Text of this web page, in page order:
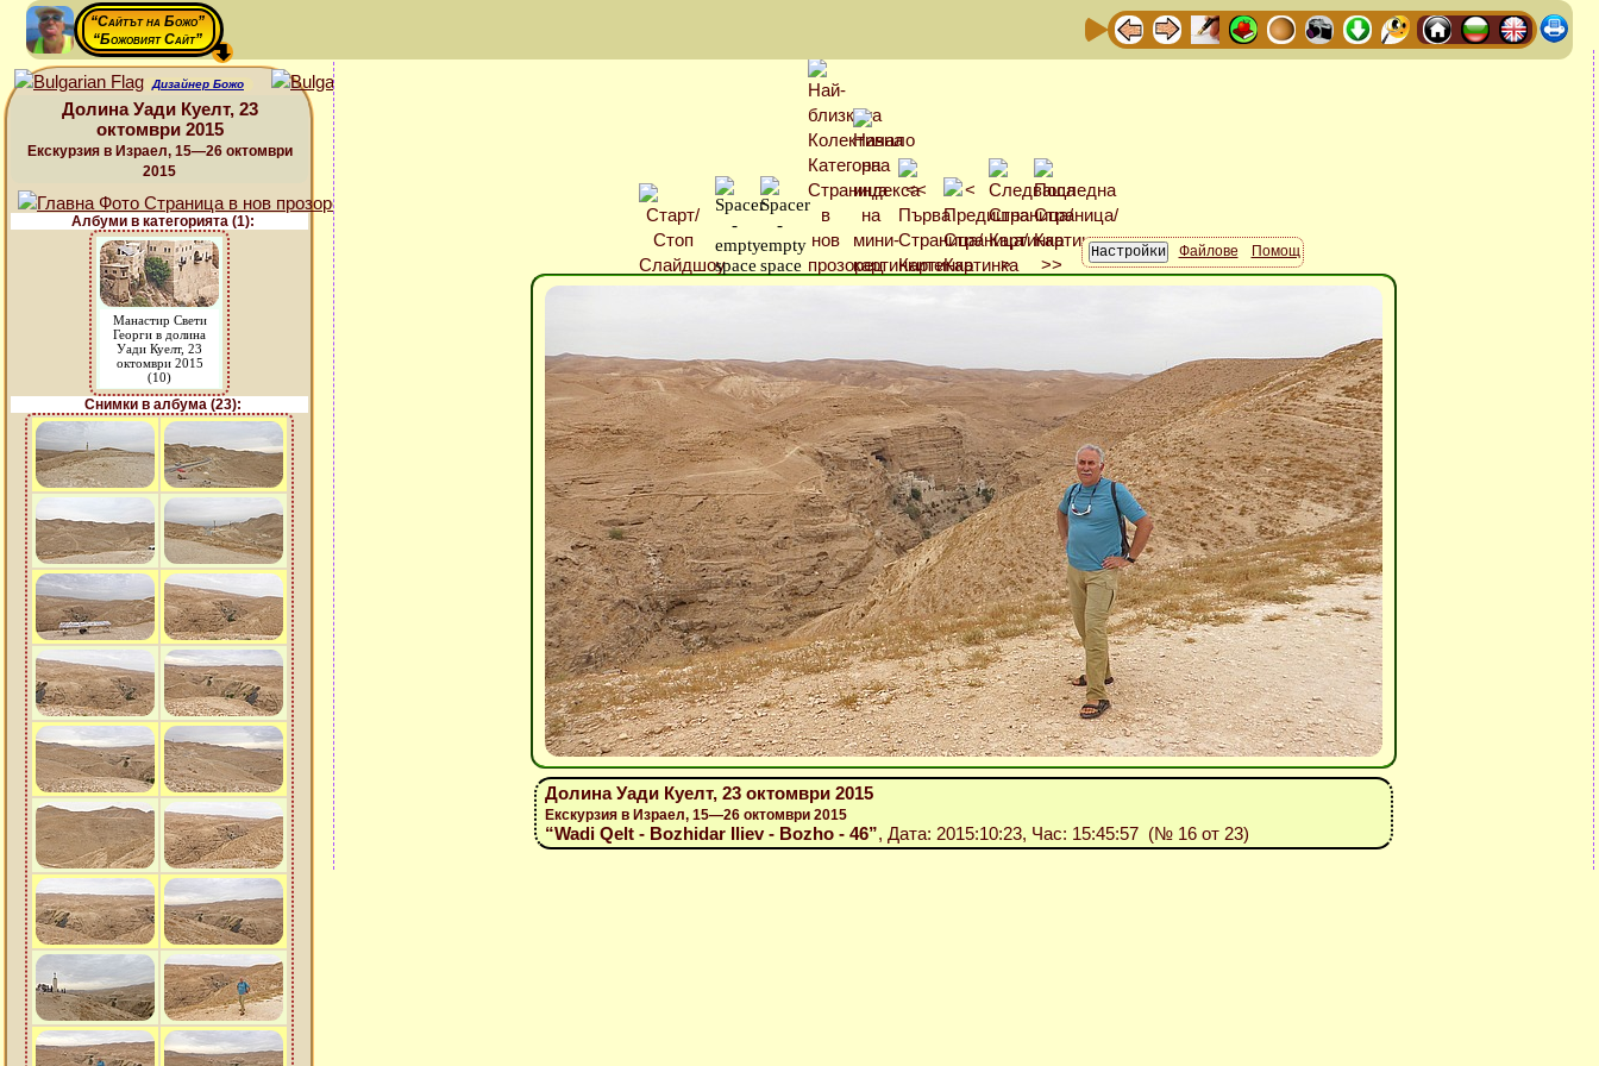
“Сайтът на Божо”
“Божовият Сайт”
Дизайнер Божо
Долина Уади Куелт, 23
октомври 2015
Екскурзия в Израел, 15—26 октомври
2015
Албуми в категорията (1):
Манастир Свети
Георги в долина
Уади Куелт, 23
октомври 2015
(10)
Снимки в албума (23):
Файлове Помощ
Долина Уади Куелт, 23 октомври 2015
Екскурзия в Израел, 15—26 октомври 2015
“Wadi Qelt - Bozhidar Iliev - Bozho - 46”, Дата: 2015:10:23, Час: 15:45:57 (№ 16 от 23)